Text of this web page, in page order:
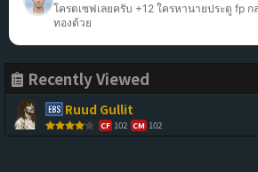
โครตเซฟเลยครับ +12 ใครหานายประตู fp
ทองด้วย
Recently Viewed
Ruud Gullit
CF 102 CM 102